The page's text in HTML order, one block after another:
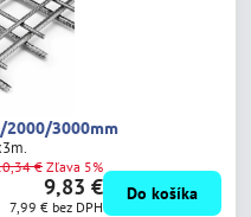
2000/3000mm
9,83 €
7,99 € bez DPH
€Zľava 5%
Do košíka